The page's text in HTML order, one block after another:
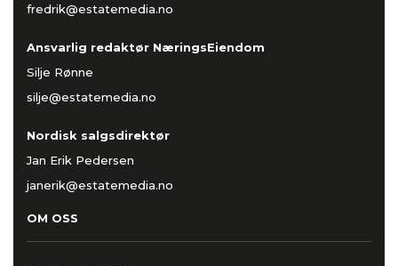
fredrik@estatemedia.no
Ansvarlig redaktør NæringsEiendom
Silje Rønne
silje@estatemedia.no
Nordisk salgsdirektør
Jan Erik Pedersen
janerik@estatemedia.no
OM OSS